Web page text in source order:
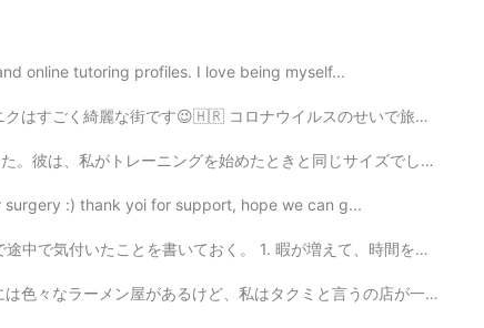
2021.01.28 16:58
online tutoring profiles. I love being myself...
いで旅行に行くことが難しくなったけど。。。😅 ゲーム・オブ・スローンズの多くの場所がそこで撮影され...
ズでした。彼は、私がトレーニングを始めたときと同じように、すべてのリフトに苦労しているようでした。私...
:) thank yoi for support, hope we can g...
えて、時間をもっと生産的に過ごすようになった 2. 精神的に落ち着いた。些細なことでイライラしな...
の店が一番好き。 この店のセールスポイントは本物札幌の味です！札幌にまだ行ったことがないけど、いつか...